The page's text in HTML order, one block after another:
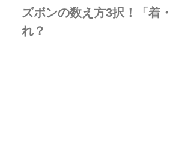
ズボンの数え方3択！「着
れ？